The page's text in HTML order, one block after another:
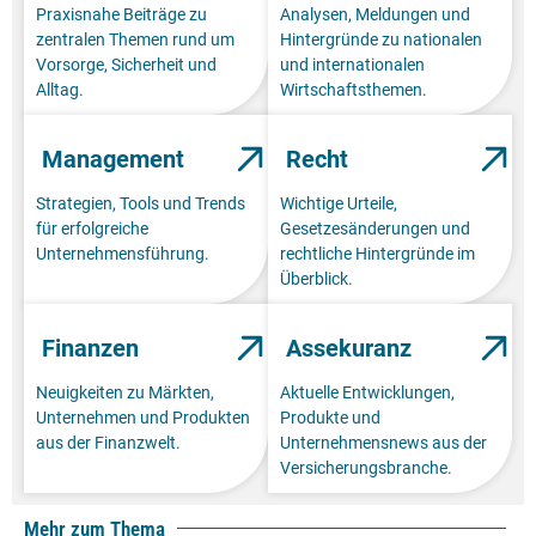
Praxisnahe Beiträge zu
zentralen Themen rund um
Vorsorge, Sicherheit und
Alltag.
Analysen, Meldungen und
Hintergründe zu nationalen
und internationalen
Wirtschaftsthemen.
Management
Strategien, Tools und Trends
für erfolgreiche
Unternehmensführung.
Recht
Wichtige Urteile,
Gesetzesänderungen und
rechtliche Hintergründe im
Überblick.
Finanzen
Neuigkeiten zu Märkten,
Unternehmen und Produkten
aus der Finanzwelt.
Assekuranz
Aktuelle Entwicklungen,
Produkte und
Unternehmensnews aus der
Versicherungsbranche.
Mehr zum Thema